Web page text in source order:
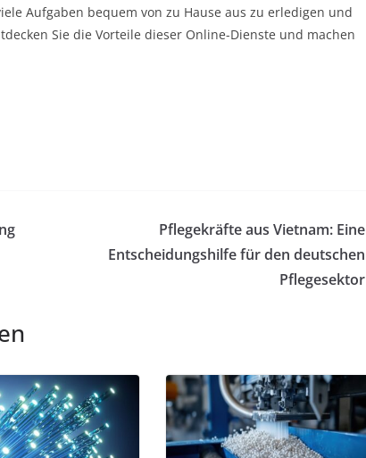
Aufgaben bequem von zu Hause aus zu erledigen und
Sie die Vorteile dieser Online-Dienste und machen
Pflegekräfte aus Vietnam: Eine
Entscheidungshilfe für den deutschen
Pflegesektor